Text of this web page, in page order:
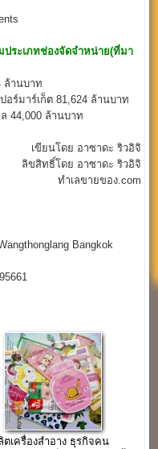
ประเภทช่องจัดจำหน่าย(ที่มา
ล้านบาท
ร์มาร์เก็ต 81,624 ล้านบาท
44,000 ล้านบาท
เขียนโดย อาซาดะ ริวอิจิ
ลิขสิทธิ์โดย อาซาดะ ริวอิจิ
ทำเลขายของ.com
Bangkok
ตเครื่องสําอาง ธุรกิจคน